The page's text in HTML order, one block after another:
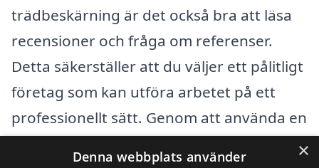
trädbeskärning är det också bra att läsa
recensioner och fråga om referenser.
Detta säkerställer att du väljer ett pålitligt
företag som kan utföra arbetet på ett
professionellt sätt. Genom att använda en
plattform som vår kan du enkelt få
×
Denna webbplats använder